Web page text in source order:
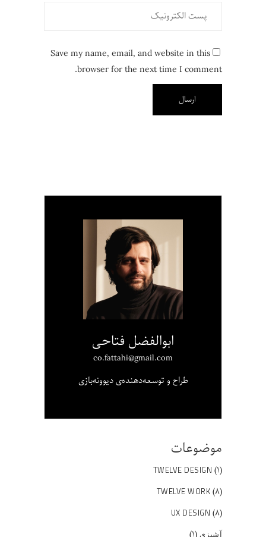
Save my name, email, and website in this
browser for the next time I comment.
ابوالفضل فتاحی
co.fattahi@gmail.com
طراح و توسعه‌دهنده‌ی دیوونه‌بازی
موضوعات
TWELVE DESIGN (۱)
TWELVE WORK (۸)
UX DESIGN (۸)
آشپزی